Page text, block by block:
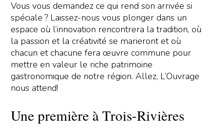
Vous vous demandez ce qui rend son arrivée si
spéciale ? Laissez-nous vous plonger dans un
espace où l’innovation rencontrera la tradition, où
la passion et la créativité se marieront et où
chacun et chacune fera œuvre commune pour
mettre en valeur le riche patrimoine
gastronomique de notre région. Allez, L’Ouvrage
nous attend!
Une première à Trois-Rivières